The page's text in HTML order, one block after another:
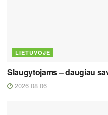
LIETUVOJE
Slaugytojams – daugiau
2026 08 06